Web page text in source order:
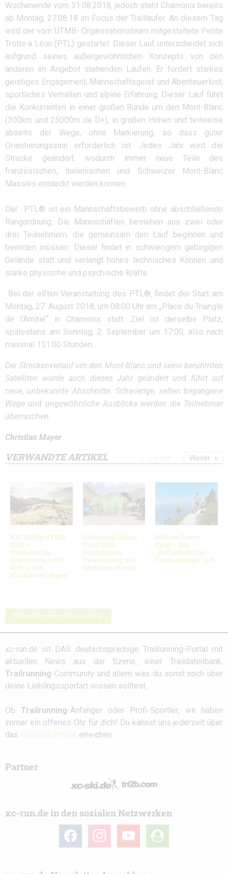
Wochenende vom 31.08.2018, jedoch steht Chamonix bereits
ab Montag, 27.08.18 im Focus der Trailläufer. An diesem Tag
wird der vom UTMB- Organisationsteam mitgestaltete Petite
Trotte à Léon (PTL) gestartet. Dieser Lauf unterscheidet sich
aufgrund seines außergewöhnlichen Konzepts von den
anderen im Angebot stehenden Läufen. Er fordert starkes
geistiges Engagement, Mannschaftsgeist und Abenteuerlust,
sportliches Verhalten und alpine Erfahrung. Dieser Lauf führt
die Konkurrenten in einer großen Runde um den Mont-Blanc
(300km und 25000m de D+), in großen Höhen und teilweise
abseits der Wege, ohne Markierung, so dass guter
Orientierungssinn erforderlich ist. Jedes Jahr wird die
Strecke geändert, wodurch immer neue Teile des
französischen, italienischen und Schweizer Mont-Blanc
Massivs entdeckt werden können.
Der PTL® ist ein Mannschaftsbewerb ohne abschließende
Rangordnung. Die Mannschaften bestehen aus zwei oder
drei Teilnehmern, die gemeinsam den Lauf beginnen und
beenden müssen. Dieser findet in schwierigem gebirgigen
Gelände statt und verlangt hohes technisches Können und
starke physische und psychische Kräfte.
Bei der elften Veranstaltung des PTL®, findet der Start am
Montag, 27. August 2018, um 08:00 Uhr am „Place du Triangle
de l’Amitié“ in Chamonix statt. Ziel ist derselbe Platz,
spätestens am Sonntag, 2. September um 17:00, also nach
maximal 151:00 Stunden.
Der Streckenverlauf um den Mont-Blanc und seine berühmten
Satelliten wurde auch dieses Jahr geändert und führt auf
neue, unbekannte Abschnitte. Schwierige, selten begangene
Wege und ungewöhnliche Ausblicke werden die Teilnehmer
überraschen.
Christian Mayer
VERWANDTE ARTIKEL
KAT100 by UTMB
2026 –
Trailrunning-
Community trifft
sich in den
Kitzbüheler Alpen
Schnalstal Alpine
Trail 2026:
Hochalpines
Trailrunning auf
höchstem Niveau
Mythos Sierre-
Zinal – Die
„Kathedrale des
Trailrunnings“ ruft
Weiter
Schreibe einen Kommentar
xc-run.de ist DAS deutschsprachige Trailrunning-Portal mit
aktuellen News aus der Szene, einer Traildatenbank,
Trailrunning-Community und allem was du sonst noch über
deine Lieblingssportart wissen solltest.
Ob Trailrunning-Anfänger oder Profi-Sportler, wir haben
immer ein offenes Ohr für dich! Du kannst uns jederzeit über
das Kontaktformular erreichen.
Partner
xc-run.de in den sozialen Netzwerken
facebook instagramyoutube
user-
circle